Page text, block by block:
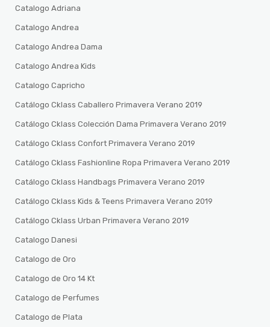
Catalogo Adriana
Catalogo Andrea
Catalogo Andrea Dama
Catalogo Andrea Kids
Catalogo Capricho
Catálogo Cklass Caballero Primavera Verano 2019
Catálogo Cklass Colección Dama Primavera Verano 2019
Catálogo Cklass Confort Primavera Verano 2019
Catálogo Cklass Fashionline Ropa Primavera Verano 2019
Catálogo Cklass Handbags Primavera Verano 2019
Catálogo Cklass Kids & Teens Primavera Verano 2019
Catálogo Cklass Urban Primavera Verano 2019
Catalogo Danesi
Catalogo de Oro
Catalogo de Oro 14 Kt
Catalogo de Perfumes
Catalogo de Plata